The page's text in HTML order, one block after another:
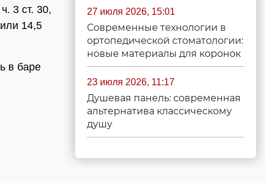
3 ст. 30,
14,5
в баре
27 июля 2026, 15:01
Современные технологии в
ортопедической стоматологии:
новые материалы для коронок
23 июля 2026, 11:17
Душевая панель: современная
альтернатива классическому
душу